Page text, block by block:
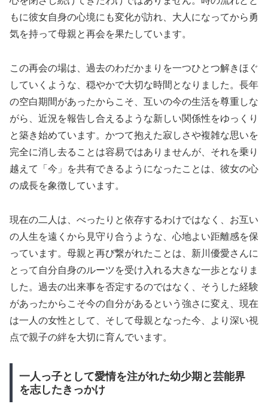
もに彼女自身の心境にも変化が訪れ、大人になってから勇
気を持って母親と再会を果たしています。
この再会の場は、過去のわだかまりを一つひとつ解きほぐ
していくような、穏やかで大切な時間となりました。長年
の空白期間があったからこそ、互いの今の生活を尊重しな
がら、近況を報告し合えるような新しい関係性をゆっくり
と築き始めています。かつて抱えた寂しさや複雑な思いを
完全に消し去ることは容易ではありませんが、それを乗り
越えて「今」を共有できるようになったことは、彼女の心
の成長を象徴しています。
現在の二人は、べったりと依存するわけではなく、お互い
の人生を遠くから見守り合うような、心地よい距離感を保
っています。母親と再び繋がれたことは、新川優愛さんに
とって自分自身のルーツを受け入れる大きな一歩となりま
した。過去の出来事を否定するのではなく、そうした経験
があったからこそ今の自分があるという強さに変え、現在
は一人の女性として、そして母親となった今、より深い視
点で親子の絆を大切に育んでいます。
一人っ子として愛情を注がれた幼少期と芸能界
を志したきっかけ